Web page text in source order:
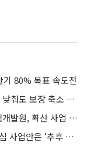
80% 목표 속도전
5세대 실손 앞두고 셈법 복잡…보험료 낮춰도 보장 축소 변수
'실손24' 참여율 여전히 20%대⋯ 보험개발원, 확산 사업 총력
싸이월드, 10월 부활 예고…그러나 핵심 사업안은 ‘추후 공개’